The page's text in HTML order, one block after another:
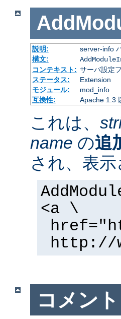
説明:
server-info
構文:
コンテキスト: サーバ設定
ステータス:
Extension
モジュール:
mod_info
互換性:
Apache 1.3
これは、
name の追
され、表
<a \
http://
コメント